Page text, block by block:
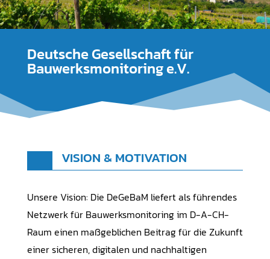
Deutsche Gesellschaft für
Bauwerksmonitoring e.V.
VISION & MOTIVATION
Unsere Vision: Die DeGeBaM liefert als führendes
Netzwerk für Bauwerksmonitoring im D-A-CH-
Raum einen maßgeblichen Beitrag für die Zukunft
einer sicheren, digitalen und nachhaltigen